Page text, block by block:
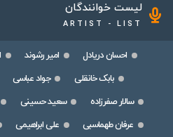
لیست خوانندگان
ARTIST - LIST
احسان دریادل امیر رشوند
بابک خانقلی
جواد عباسی
سالار صفرزاده
سعید حسینی
عرفان طهماسبی
علی ابراهیمی